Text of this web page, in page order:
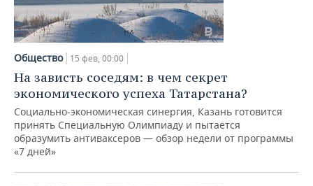
Общество 15 фев, 00:00
На зависть соседям: в чем секрет
экономического успеха Татарстана?
Социально-экономическая синергия, Казань готовится
принять Специальную Олимпиаду и пытается
образумить антиваксеров — обзор недели от программы
«7 дней»